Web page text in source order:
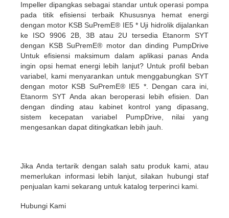
Impeller dipangkas sebagai standar untuk operasi pompa
pada titik efisiensi terbaik Khususnya hemat energi
dengan motor KSB SuPremE® IE5 * Uji hidrolik dijalankan
ke ISO 9906 2B, 3B atau 2U tersedia Etanorm SYT
dengan KSB SuPremE® motor dan dinding PumpDrive
Untuk efisiensi maksimum dalam aplikasi panas Anda
ingin opsi hemat energi lebih lanjut? Untuk profil beban
variabel, kami menyarankan untuk menggabungkan SYT
dengan motor KSB SuPremE® IE5 *. Dengan cara ini,
Etanorm SYT Anda akan beroperasi lebih efisien. Dan
dengan dinding atau kabinet kontrol yang dipasang,
sistem kecepatan variabel PumpDrive, nilai yang
mengesankan dapat ditingkatkan lebih jauh.
Jika Anda tertarik dengan salah satu produk kami, atau
memerlukan informasi lebih lanjut, silakan hubungi staf
penjualan kami sekarang untuk katalog terperinci kami.
Hubungi Kami